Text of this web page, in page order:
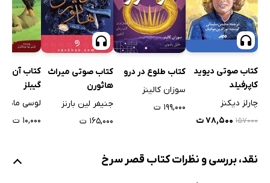
کتاب صوتی دیوید
کاپرفیلد
چارلز دیکنز
۱۵۷۰۰۰ ۷۸,۵۰۰ ت
کتاب طلوع در درو
سوزان کالینز
۱۹۹,۰۰۰ ت
کتاب صوتی میراث
هاثورن
جنیفر لین بارنز
۱۶۵,۰۰۰ ت
کتاب آن از
گیبلز
۱۰,۰۰۰ ت
نقد، بررسی و نظرات کتاب قصر سرخ